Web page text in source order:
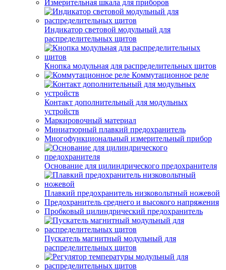
Измерительная шкала для приборов
Индикатор световой модульный для
распределительных щитов
Кнопка модульная для распределительных щитов
Коммутационное реле
Контакт дополнительный для модульных
устройств
Маркировочный материал
Миниатюрный плавкий предохранитель
Многофункциональный измерительный прибор
Основание для цилиндрического предохранителя
Плавкий предохранитель низковольтный ножевой
Предохранитель среднего и высокого напряжения
Пробковый цилиндрический предохранитель
Пускатель магнитный модульный для
распределительных щитов